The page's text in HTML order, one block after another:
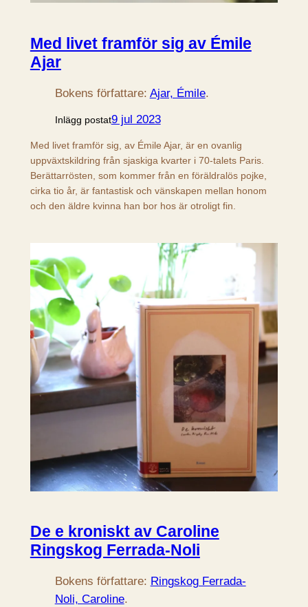
Med livet framför sig av Émile
Ajar
Bokens författare: Ajar, Émile.
Inlägg postat9 jul 2023
Med livet framför sig, av Émile Ajar, är en ovanlig
uppväxtskildring från sjaskiga kvarter i 70-talets Paris.
Berättarrösten, som kommer från en föräldralös pojke,
cirka tio år, är fantastisk och vänskapen mellan honom
och den äldre kvinna han bor hos är otroligt fin.
De e kroniskt av Caroline
Ringskog Ferrada-Noli
Bokens författare: Ringskog Ferrada-
Noli, Caroline.